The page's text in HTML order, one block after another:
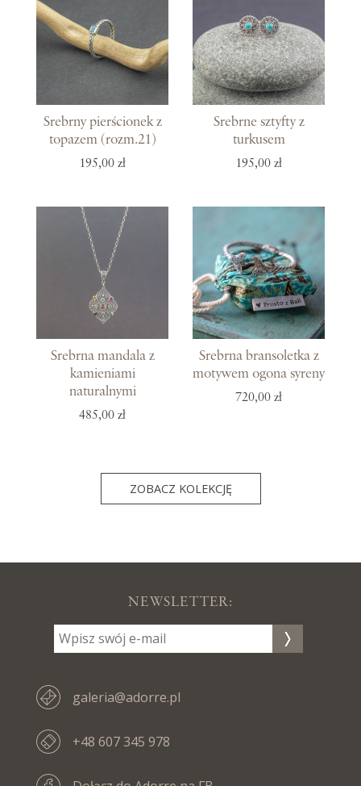
Srebrny pierścionek z
topazem (rozm.21)
195,00 zł
Srebrne sztyfty z
turkusem
195,00 zł
Srebrna mandala z
kamieniami
naturalnymi
485,00 zł
Srebrna bransoletka z
motywem ogona syreny
720,00 zł
ZOBACZ KOLEKCJĘ
NEWSLETTER:
galeria@adorre.pl
+48 607 345 978